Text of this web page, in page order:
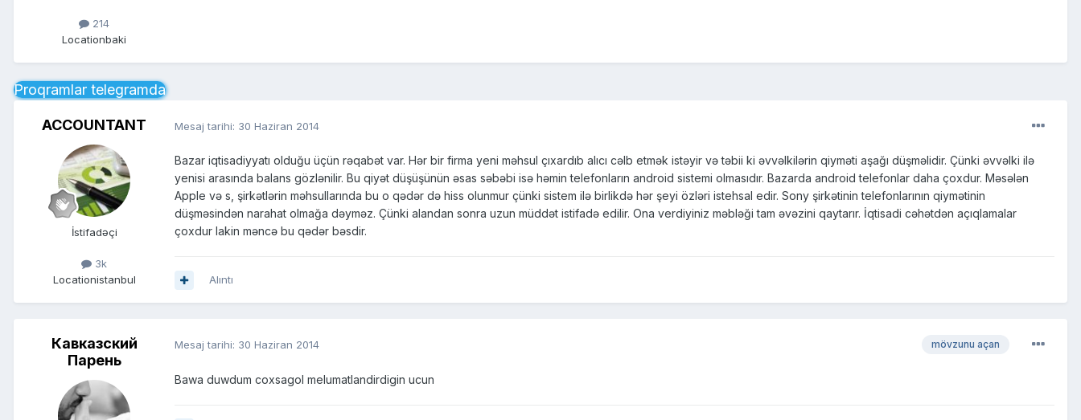
214
Locationbaki
Proqramlar telegramda
ACCOUNTANT
İstifadəçi
3k
Locationistanbul
Mesaj tarihi: 30 Haziran 2014
Bazar iqtisadiyyatı olduğu üçün rəqabət var. Hər bir firma yeni məhsul çıxardıb alıcı cəlb etmək istəyir və təbii ki əvvəlkilərin qiyməti aşağı düşməlidir. Çünki əvvəlki ilə
yenisi arasında balans gözlənilir. Bu qiyət düşüşünün əsas səbəbi isə həmin telefonların android sistemi olmasıdır. Bazarda android telefonlar daha çoxdur. Məsələn
Apple və s, şirkətlərin məhsullarında bu o qədər də hiss olunmur çünki sistem ilə birlikdə hər şeyi özləri istehsal edir. Sony şirkətinin telefonlarının qiymətinin
düşməsindən narahat olmağa dəyməz. Çünki alandan sonra uzun müddət istifadə edilir. Ona verdiyiniz məbləği tam əvəzini qaytarır. İqtisadi cəhətdən açıqlamalar
çoxdur lakin məncə bu qədər bəsdir.
Alıntı
Кавказский
Парень
mövzunu açan
Mesaj tarihi: 30 Haziran 2014
Bawa duwdum coxsagol melumatlandirdigin ucun